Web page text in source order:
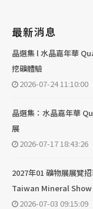
最新消息
晶選集 l 水晶嘉年華
挖礦體驗
2026-07-24 11:10:00
晶選集：水晶嘉年華
展
2026-07-17 18:43:26
2027年01 礦物展展覽
Taiwan Mineral Show
2026-07-03 09:15:09